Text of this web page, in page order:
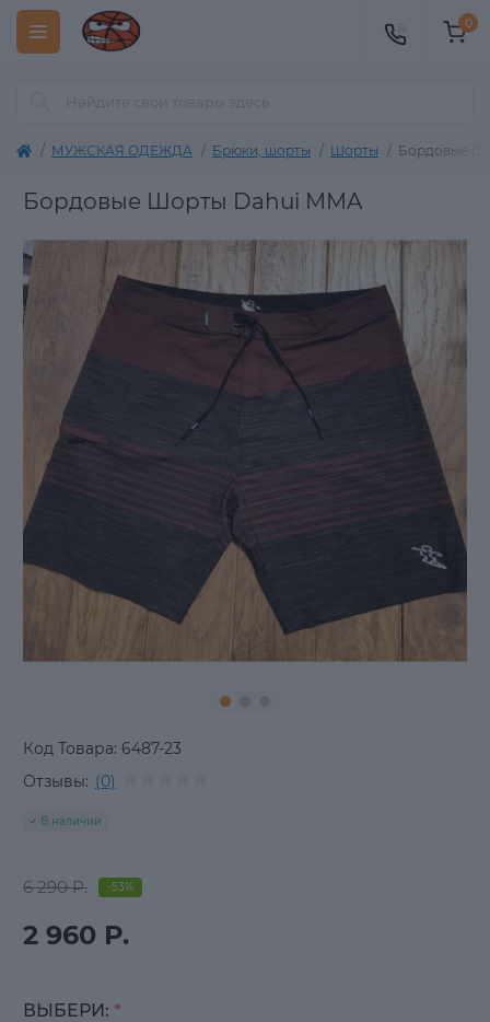
0
МУЖСКАЯ ОДЕЖДА Брюки, шорты Шорты Бордовые
Бордовые Шорты Dahui MMA
Код Товара: 6487-23
Отзывы: (0)
В наличии
6 290 Р. -53%
2 960 Р.
ВЫБЕРИ: *